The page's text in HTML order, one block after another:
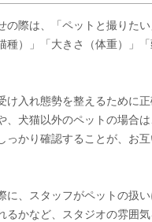
の際は、「ペットと撮りた
種）」「大きさ（体重）」
け入れ態勢を整えるために
、犬猫以外のペットの場合
っかり確認することが、お
に、スタッフがペットの扱い
るかなど、スタジオの雰囲